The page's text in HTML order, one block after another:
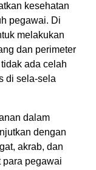
kesehatan
pegawai. Di
melakukan
dan perimeter
ada celah
di sela-sela
dalam
dengan
akrab, dan
para pegawai